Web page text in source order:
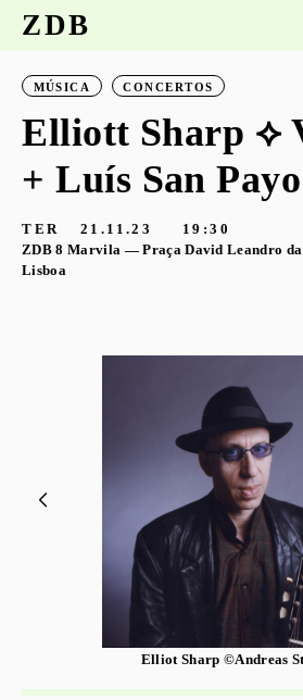
ZDB
MÚSICA CONCERTOS
Elliott Sharp ⟡
+ Luís San Payo
TER 21.11.23
19:30
ZDB 8 Marvila — Praça David Leandro da
Lisboa
Elliot Sharp ©Andreas